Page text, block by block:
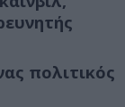
πολιτικός